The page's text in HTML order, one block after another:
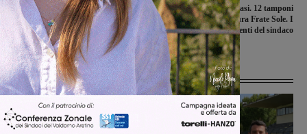
Covid-19, altri 11 nuovi casi positivi. 8
a Montevarchi
Covid-19, quattro casi. 12 tamponi
positivi alla Casa di cura Frate Sole. I
commenti del sindaco
Ultime Notizie